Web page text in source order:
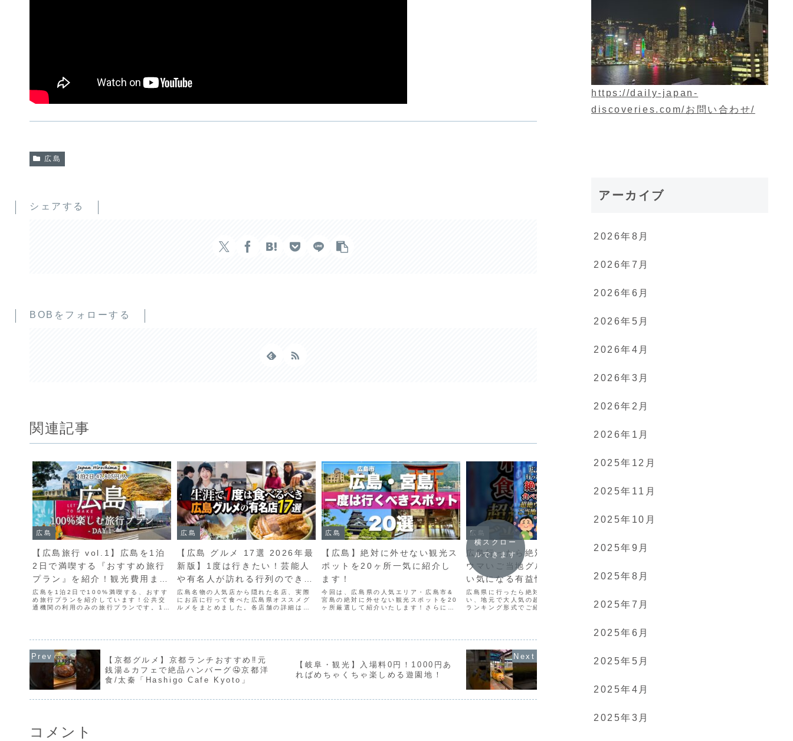
広島
シェアする
BOBをフォローする
関連記事
広島
【広島旅行 vol.1】広島を1泊
2日で満喫する『おすすめ旅行
プラン』を紹介！観光費用まと
め💰広島お好み焼き｜原爆ドー
ム｜おりづるタワー｜平和記念
広島を1泊2日で100%満喫する、おすす
め旅行プランを紹介しています！公共交
通機関の利用のみの旅行プランです。1日
広島
【広島 グルメ 17選 2026年最
新版】1度は行きたい！芸能人
や有名人が訪れる行列のできる
店、SNSで人気の店
Hiroshima gourmet お好み
広島名物の人気店から隠れた名店、実際
にお店に行って食べた広島県オススメグ
ルメをまとめました。各店舗の詳細は概
広島
【広島】絶対に外せない観光ス
ポットを20ヶ所一気に紹介し
ます！
今回は、広島県の人気エリア・広島市&
宮島の絶対に外せない観光スポットを20
ヶ所厳選して紹介いたします！さらに必
広島
広島行ったら絶対食べたい超絶
ウマいご当地グルメ #ついつ
い気になる有益情報局
広島県に行ったら絶対に食べておきた
い、地元で大人気の超絶ウマいグルメを
ランキング形式でご紹介！広島ならでは
く！ブログ始めました！#有益 #おすす
広島観光で行きたいおすすめの
動画内で「島全体が世界遺産」と話して
－－－－－－－－－－－－－－－－－－
－－－旅行・グルメ・ホテルが大好きな
横スクロー
ルできます
【京都グルメ】京都ランチおすすめ‼️元
銭湯♨️カフェで絶品ハンバーグ🤤京都洋
食/太秦「Hashigo Cafe Kyoto」
【岐阜・観光】入場料0円！1000円あ
ればめちゃくちゃ楽しめる遊園地！
コメント
https://daily-japan-
discoveries.com/お問い合わせ/
アーカイブ
2026年8月
2026年7月
2026年6月
2026年5月
2026年4月
2026年3月
2026年2月
2026年1月
2025年12月
2025年11月
2025年10月
2025年9月
2025年8月
2025年7月
2025年6月
2025年5月
2025年4月
2025年3月